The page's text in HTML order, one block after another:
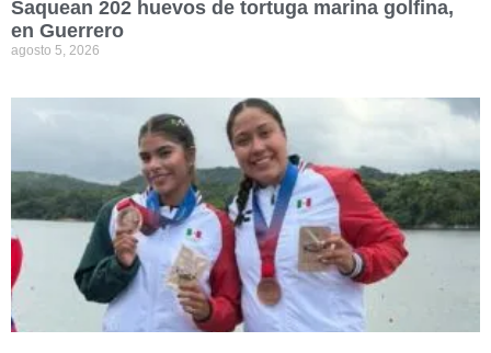
Saquean 202 huevos de tortuga marina golfina,
en Guerrero
agosto 5, 2026